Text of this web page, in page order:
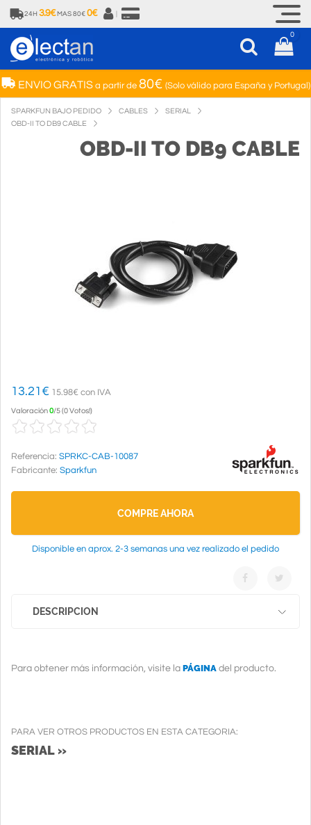
24H 3.9€ MAS 80€ 0€
0
ENVIO GRATISa partir de 80€ (Solo válido para España y Portugal)
SPARKFUN BAJO PEDIDO CABLES
SERIAL
OBD-II TO DB9 CABLE
OBD-II TO DB9 CABLE
13.21 € 15.98€ con IVA
Valoración0/5(0 Votos!)
Referencia: SPRKC-CAB-10087
Fabricante: Sparkfun
COMPRE AHORA
Disponible en aprox. 2-3 semanas una vez realizado el pedido
DESCRIPCION
Para obtener más información, visite la PÁGINA del producto.
PARA VER OTROS PRODUCTOS EN ESTA CATEGORIA:
SERIAL »